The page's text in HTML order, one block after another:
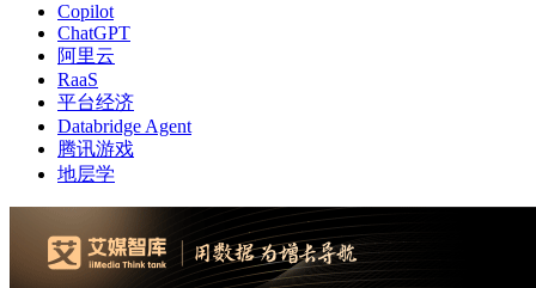
Copilot
ChatGPT
阿里云
RaaS
平台经济
Databridge Agent
腾讯游戏
地层学